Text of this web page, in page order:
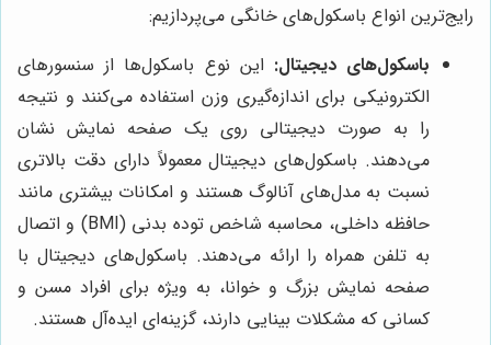
رایج‌ترین انواع باسکول‌های خانگی می‌پردازیم:
باسکول‌های دیجیتال: این نوع باسکول‌ها از سنسورهای
الکترونیکی برای اندازه‌گیری وزن استفاده می‌کنند و نتیجه
را به صورت دیجیتالی روی یک صفحه نمایش نشان
می‌دهند. باسکول‌های دیجیتال معمولاً دارای دقت بالاتری
نسبت به مدل‌های آنالوگ هستند و امکانات بیشتری مانند
حافظه داخلی، محاسبه شاخص توده بدنی (BMI) و اتصال
به تلفن همراه را ارائه می‌دهند. باسکول‌های دیجیتال با
صفحه نمایش بزرگ و خوانا، به ویژه برای افراد مسن و
کسانی که مشکلات بینایی دارند، گزینه‌ای ایده‌آل هستند.